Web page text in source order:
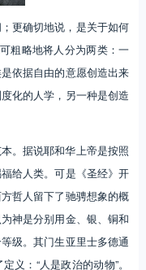
更确切地说，是关于如何
粗略地将人分为两类：一
依据自由的意愿创造出来
化的人学，另一种是创造
。据说耶和华上帝是按照
给人类。可是《圣经》开
哲人留下了驰骋想象的概
神是分别用金、银、铜和
级。其门生亚里士多德通
义：“人是政治的动物”。